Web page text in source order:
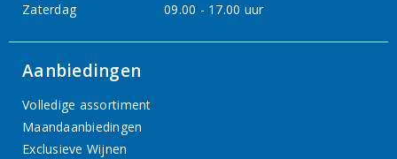
Zaterdag
09.00 - 17.00 uur
Aanbiedingen
Volledige assortiment
Maandaanbiedingen
Exclusieve Wijnen